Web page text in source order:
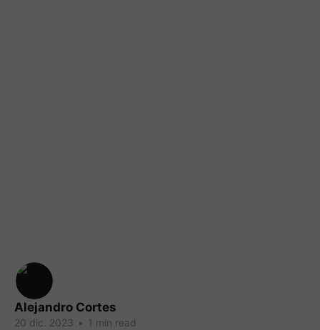
Alejandro Cortes
20 dic. 2023 • 1 min read